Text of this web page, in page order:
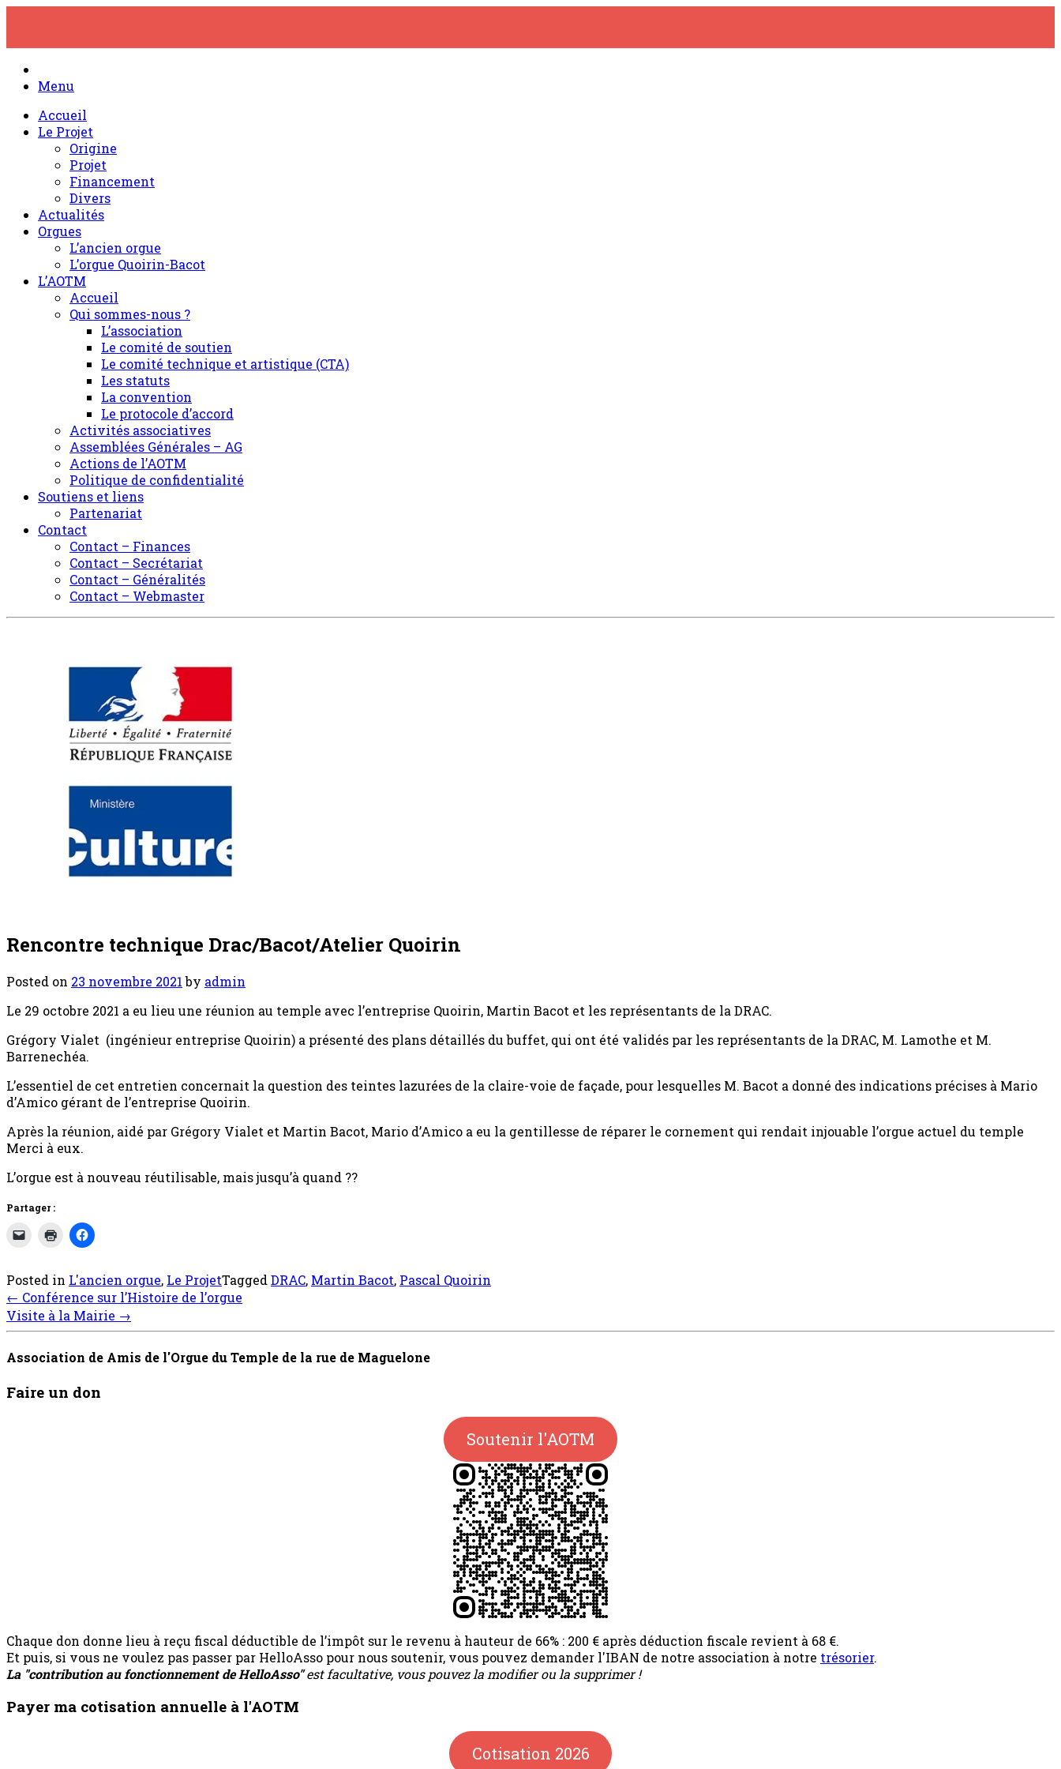
content
Menu
Accueil
Le Projet
Origine
Projet
Financement
Divers
Actualités
Orgues
L’ancien orgue
L’orgue Quoirin-Bacot
L’AOTM
Accueil
Qui sommes-nous ?
L’association
Le comité de soutien
Le comité technique et artistique (CTA)
Les statuts
La convention
Le protocole d’accord
Activités associatives
Assemblées Générales – AG
Actions de l’AOTM
Politique de confidentialité
Soutiens et liens
Partenariat
Contact
Contact – Finances
Contact – Secrétariat
Contact – Généralités
Contact – Webmaster
Rencontre technique Drac/Bacot/Atelier Quoirin
Posted on 23 novembre 2021 by admin
Le 29 octobre 2021 a eu lieu une réunion au temple avec l’entreprise Quoirin, Martin Bacot et les représentants de la DRAC.
Grégory Vialet (ingénieur entreprise Quoirin) a présenté des plans détaillés du buffet, qui ont été validés par les représentants de la DRAC, M. Lamothe et M.
Barrenechéa.
L’essentiel de cet entretien concernait la question des teintes lazurées de la claire-voie de façade, pour lesquelles M. Bacot a donné des indications précises à Mario
d’Amico gérant de l’entreprise Quoirin.
Après la réunion, aidé par Grégory Vialet et Martin Bacot, Mario d’Amico a eu la gentillesse de réparer le cornement qui rendait injouable l’orgue actuel du temple
Merci à eux.
L’orgue est à nouveau réutilisable, mais jusqu’à quand ??
Partager :
Posted in L'ancien orgue, Le ProjetTaggedDRAC, Martin Bacot, Pascal Quoirin
Post
navigation
← Conférence sur l’Histoire de l’orgue
Visite à la Mairie →
Association de Amis de l'Orgue du Temple de la rue de Maguelone
Faire un don
Soutenir l'AOTM
Chaque don donne lieu à reçu fiscal déductible de l’impôt sur le revenu à hauteur de 66% : 200 € après déduction fiscale revient à 68 €.
Et puis, si vous ne voulez pas passer par HelloAsso pour nous soutenir, vous pouvez demander l'IBAN de notre association à notre trésorier.
La "contribution au fonctionnement de HelloAsso"est facultative, vous pouvez la modifier ou la supprimer !
Payer ma cotisation annuelle à l'AOTM
Cotisation 2026